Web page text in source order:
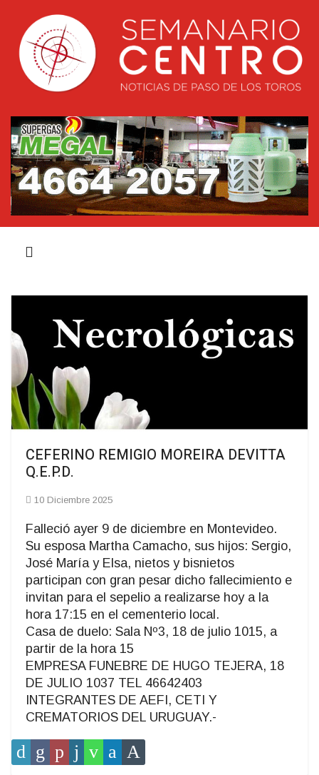
CEFERINO REMIGIO MOREIRA DEVITTA
Q.E.P.D.
10 Diciembre 2025
Falleció ayer 9 de diciembre en Montevideo.
Su esposa Martha Camacho, sus hijos: Sergio,
José María y Elsa, nietos y bisnietos
participan con gran pesar dicho fallecimiento e
invitan para el sepelio a realizarse hoy a la
hora 17:15 en el cementerio local.
Casa de duelo: Sala Nº3, 18 de julio 1015, a
partir de la hora 15
EMPRESA FUNEBRE DE HUGO TEJERA, 18
DE JULIO 1037 TEL 46642403
INTEGRANTES DE AEFI, CETI Y
CREMATORIOS DEL URUGUAY.-